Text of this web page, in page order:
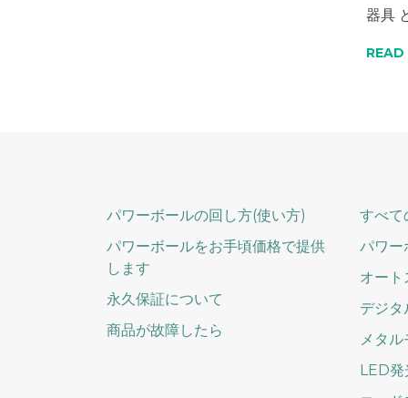
器具
パワーボールの回し方(使い方)
パワーボールをお手頃価格で提供
します
永久保証について
商品が故障したら
すべて
パワー
オート
デジタ
メタル
LED